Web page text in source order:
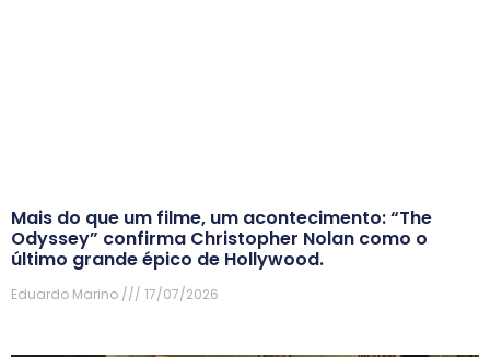
Mais do que um filme, um acontecimento: “The
Odyssey” confirma Christopher Nolan como o
último grande épico de Hollywood.
Eduardo Marino 17/07/2026